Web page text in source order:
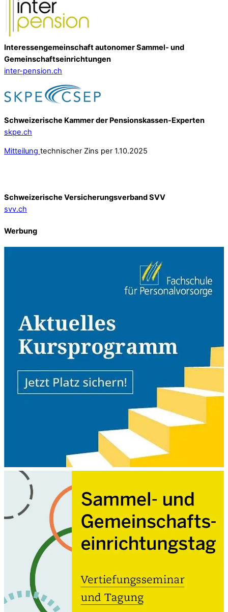
Interessengemeinschaft autonomer Sammel- und
Gemeinschafts­einrichtungen
inter-pension.ch
Schweizerische Kammer der Pensionskassen-Experten
skpe.ch
Mitteilung technischer Zins per 1.10.2025
Schweizerische Versicherungsverband SVV
svv.ch
Werbung